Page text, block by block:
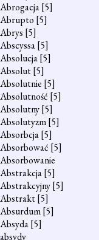
Abrogacja[5]
Abrupto [5]
Abrys [5]
Abscyssa[5]
Absolucja[5]
Absolut[5]
Absolutnie [5]
Absolutność [5]
Absolutny[5]
Absolutyzm[5]
Absorbcja[5]
Absorbować [5]
Absorbowanie
Abstrakcja[5]
Abstrakcyjny[5]
Abstrakt[5]
Absurdum[5]
Absyda[5]
absydy